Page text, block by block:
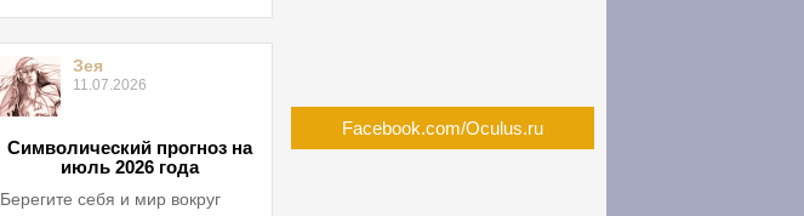
Зея
11.07.2026
Символический прогноз на
июль 2026 года
Берегите себя и мир вокруг
Facebook.com/Oculus.ru